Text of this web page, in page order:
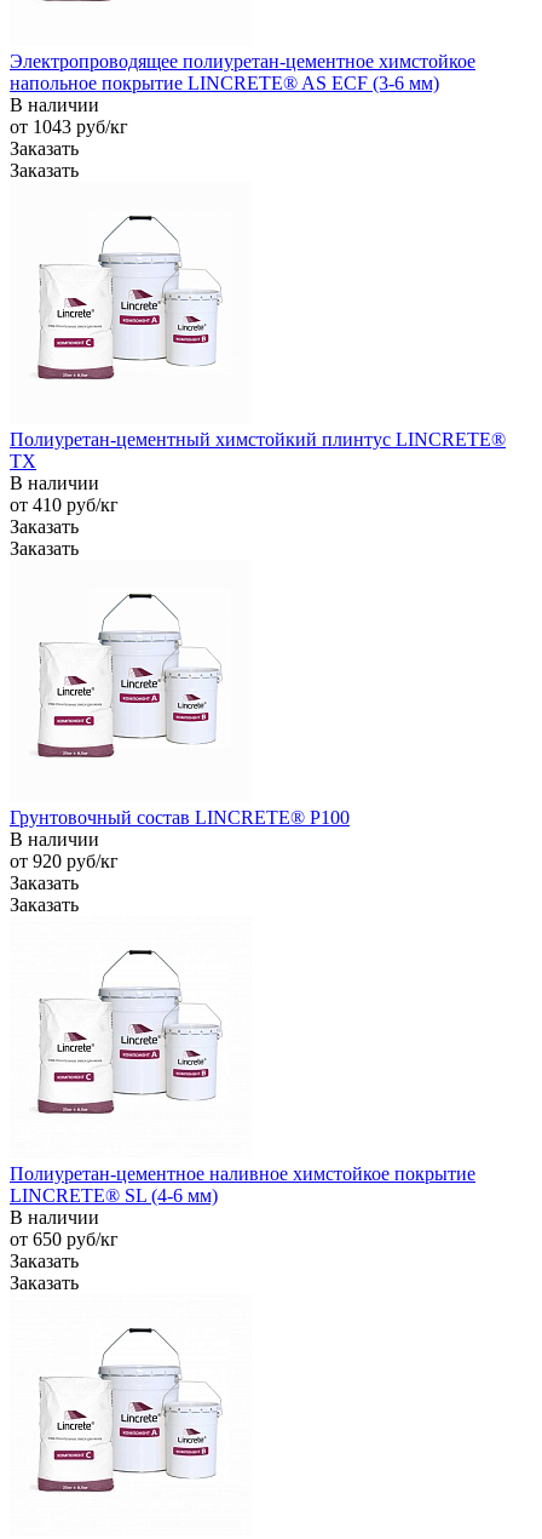
Электропроводящее полиуретан-цементное химстойкое
напольное покрытие LINCRETE® AS ECF (3-6 мм)
В наличии
от 1043 руб/кг
Заказать
Заказать
Полиуретан-цементный химстойкий плинтус LINCRETE®
TX
В наличии
от 410 руб/кг
Заказать
Заказать
Грунтовочный состав LINCRETE® P100
В наличии
от 920 руб/кг
Заказать
Заказать
Полиуретан-цементное наливное химстойкое покрытие
LINCRETE® SL (4-6 мм)
В наличии
от 650 руб/кг
Заказать
Заказать